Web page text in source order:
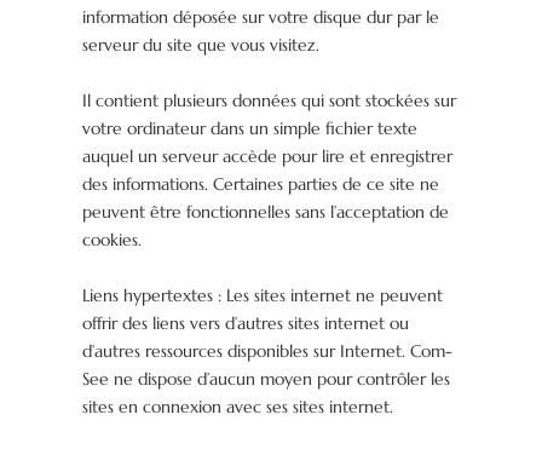
information déposée sur votre disque dur par le
serveur du site que vous visitez.
Il contient plusieurs données qui sont stockées sur
votre ordinateur dans un simple fichier texte
auquel un serveur accède pour lire et enregistrer
des informations. Certaines parties de ce site ne
peuvent être fonctionnelles sans l’acceptation de
cookies.
Liens hypertextes : Les sites internet ne peuvent
offrir des liens vers d’autres sites internet ou
d’autres ressources disponibles sur Internet. Com-
See ne dispose d’aucun moyen pour contrôler les
sites en connexion avec ses sites internet.